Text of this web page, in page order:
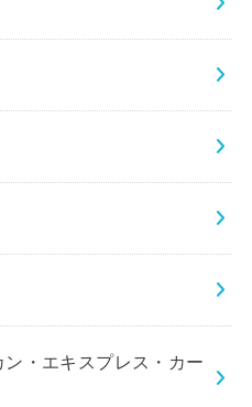
・エキスプレス・カー